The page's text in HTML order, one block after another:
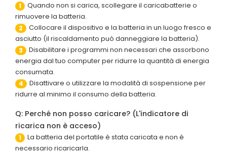
1
Quando non si carica, scollegare il caricabatterie o
rimuovere la batteria.
2
Collocare il dispositivo e la batteria in un luogo fresco e
asciutto (il riscaldamento può danneggiare la batteria).
3
Disabilitare i programmi non necessari che assorbono
energia dal tuo computer per ridurre la quantità di energia
consumata.
4
Disattivare o utilizzare la modalità di sospensione per
ridurre al minimo il consumo della batteria.
Q: Perché non posso caricare? (L'indicatore di
ricarica non è acceso)
1
La batteria del portatile è stata caricata e non è
necessario ricaricarla.